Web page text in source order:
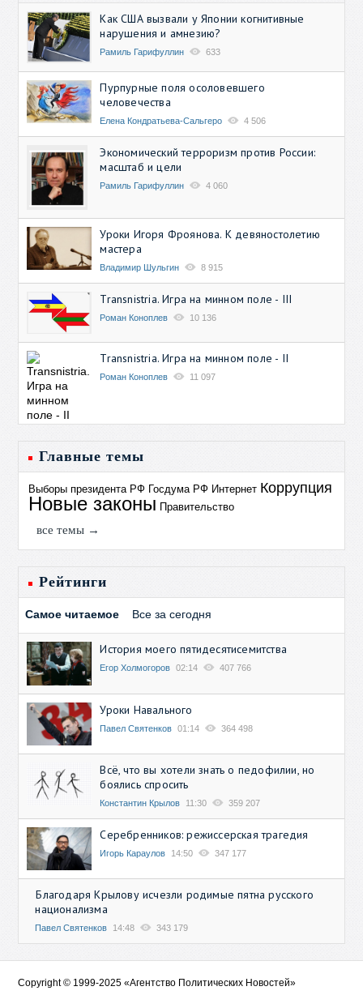
Как США вызвали у Японии когнитивные
нарушения и амнезию?
Рамиль Гарифуллин 633
Пурпурные поля осоловевшего
человечества
Елена Кондратьева-Сальгеро 4 506
Экономический терроризм против России:
масштаб и цели
Рамиль Гарифуллин 4 060
Уроки Игоря Фроянова. К девяностолетию
мастера
Владимир Шульгин 8 915
Transnistria. Игра на минном поле - III
Роман Коноплев 10 136
Transnistria. Игра на минном поле - II
Роман Коноплев 11 097
Главные темы
Выборы президента РФ Госдума РФ Интернет Коррупция
Новые законы Правительство
все темы →
Рейтинги
Самое читаемое Все за сегодня
История моего пятидесятисемитства
Егор Холмогоров 02:14 407 766
Уроки Навального
Павел Святенков 01:14 364 498
Всё, что вы хотели знать о педофилии, но
боялись спросить
Константин Крылов 11:30 359 207
Серебренников: режиссерская трагедия
Игорь Караулов 14:50 347 177
Благодаря Крылову исчезли родимые пятна русского
национализма
Павел Святенков 14:48 343 179
Copyright © 1999-2025 «Агентство Политических Новостей»